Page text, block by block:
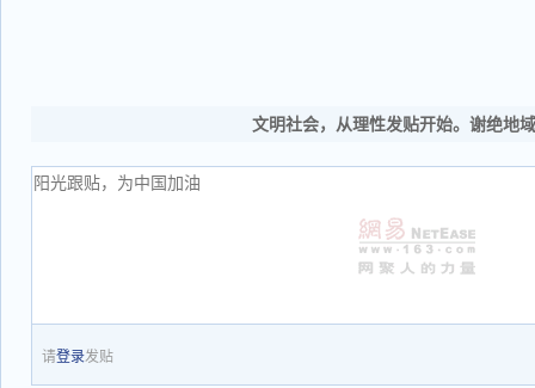
文明社会，从理性发贴开始。谢绝地
请登录发贴